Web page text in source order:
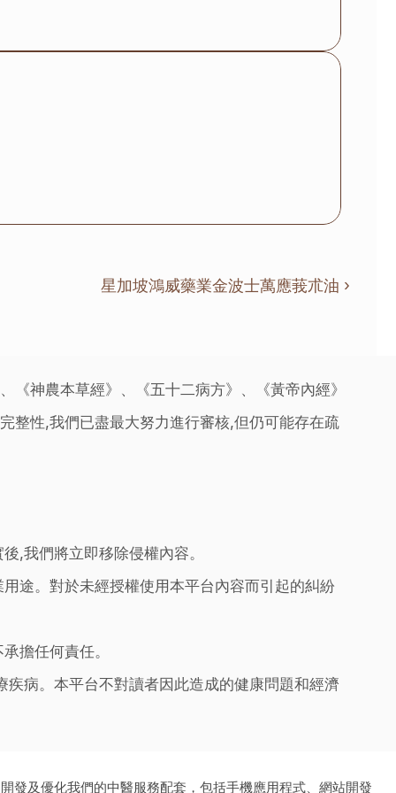
星加坡鴻威藥業金波士萬應莪朮油 ›
神農本草經》、《五十二病方》、《黃帝內經》
整性,我們已盡最大努力進行審核,但仍可能存在疏
,我們將立即移除侵權內容。
途。對於未經授權使用本平台內容而引起的糾紛
擔任何責任。
病。本平台不對讀者因此造成的健康問題和經濟
發及優化我們的中醫服務配套，包括手機應用程式、網站開發